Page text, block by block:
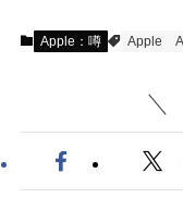
Apple：噂 Apple